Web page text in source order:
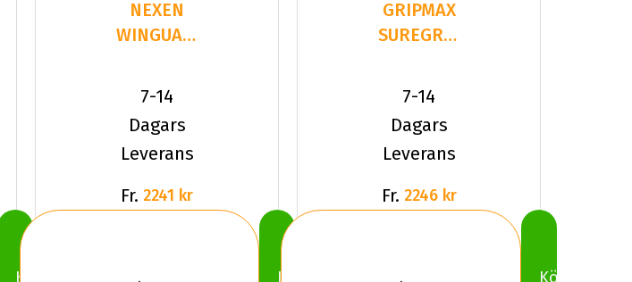
Köp
NEXEN
WINGUARD
215/40R18
89 V XL
7-14
Dagars
Leverans
Fr. 2241 kr
Köp
GRIPMAX
SUREGRIP
WINTER
215/40R18
8
7-14
Dagars
Leverans
Fr. 2246 kr
Köp